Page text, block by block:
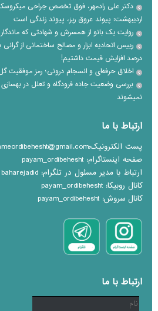
دکتر علی رادمهر، فوق تخصص جراحی
اردیبهشت: پیوند عروق ریز، پیوند زندگی است
روایت یک بانو از همسرش و شهادتی که ماندگار
درصد افزایش قیمت داشتیم!
اخلاق حرفه‌ای و انسجام درونی؛ رمز موفقیت
نمی‎شوند
ارتباط با ما
پست الکترونیک:payameordibehesht@gmail.com
صفحه اینستاگرام: payam_ordibehesht
ارتباط با مدیر مسئول در تلگرام: baharejadid
کانال روبیکا: payam_ordibehesht
کانال سروش: payam_ordibehesht
ارتباط با ما